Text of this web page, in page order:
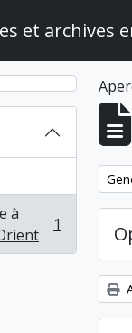
et archives
à
1